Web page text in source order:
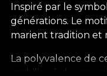
Inspiré par le
générations. Le
marient tradition et
La polyvalence de
mobilier, à des